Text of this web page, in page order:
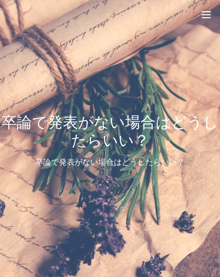
卒論で発表がない場合はどうし
たらいい？
卒論で発表がない場合はどうしたらいい？